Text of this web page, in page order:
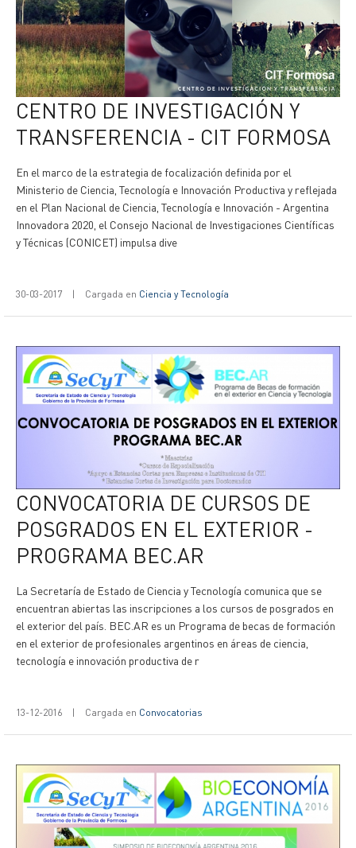
CENTRO DE INVESTIGACIÓN Y
TRANSFERENCIA - CIT FORMOSA
En el marco de la estrategia de focalización definida por el
Ministerio de Ciencia, Tecnología e Innovación Productiva y reflejada
en el Plan Nacional de Ciencia, Tecnología e Innovación - Argentina
Innovadora 2020, el Consejo Nacional de Investigaciones Científicas
y Técnicas (CONICET) impulsa dive
30-03-2017 | Cargada en Ciencia y Tecnología
CONVOCATORIA DE CURSOS DE
POSGRADOS EN EL EXTERIOR -
PROGRAMA BEC.AR
La Secretaría de Estado de Ciencia y Tecnología comunica que se
encuentran abiertas las inscripciones a los cursos de posgrados en
el exterior del país. BEC.AR es un Programa de becas de formación
en el exterior de profesionales argentinos en áreas de ciencia,
tecnología e innovación productiva de r
13-12-2016 | Cargada en Convocatorias